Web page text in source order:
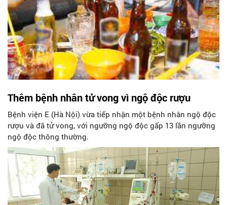
Thêm bệnh nhân tử vong vì ngộ độc rượu
Bệnh viện E (Hà Nội) vừa tiếp nhận một bệnh nhân ngộ độc
rượu và đã tử vong, với ngưỡng ngộ độc gấp 13 lần ngưỡng
ngộ độc thông thường.